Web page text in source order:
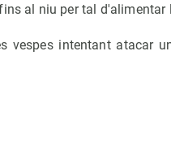
al niu per tal d'alimentar
vespes intentant atacar